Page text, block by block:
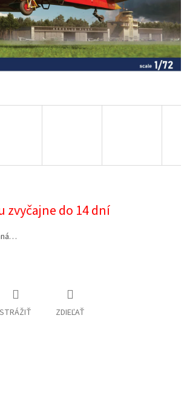
zvyčajne do 14 dní
STRÁŽIŤ ZDIEĽAŤ